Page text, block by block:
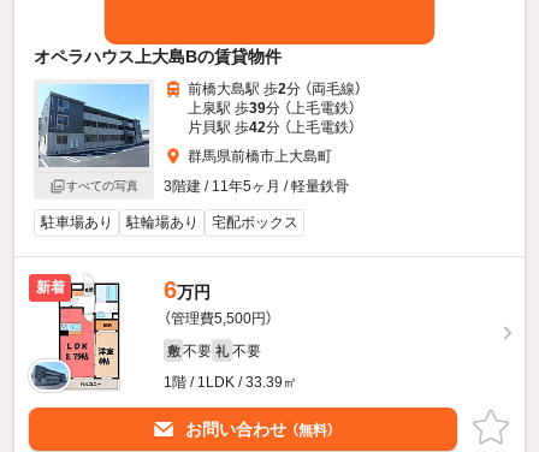
オペラハウス上大島Bの賃貸物件
すべての写真
前橋大島駅 歩2分 （両毛線）
上泉駅 歩39分 （上毛電鉄）
片貝駅 歩42分 （上毛電鉄）
群馬県前橋市上大島町
3階建 / 11年5ヶ月 / 軽量鉄骨
駐車場あり 駐輪場あり 宅配ボックス
新着 6万円
（管理費5,500円）
敷 不要 礼 不要
1階 / 1LDK / 33.39㎡
お問い合わせ （無料）